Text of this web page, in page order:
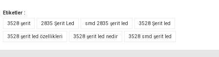
Etiketler :
3528 şerit
2835 Şerit Led smd 2835 şerit led 3528 Şerit led
3528 şerit led özellikleri 3528 şerit led nedir 3528 smd şerit led